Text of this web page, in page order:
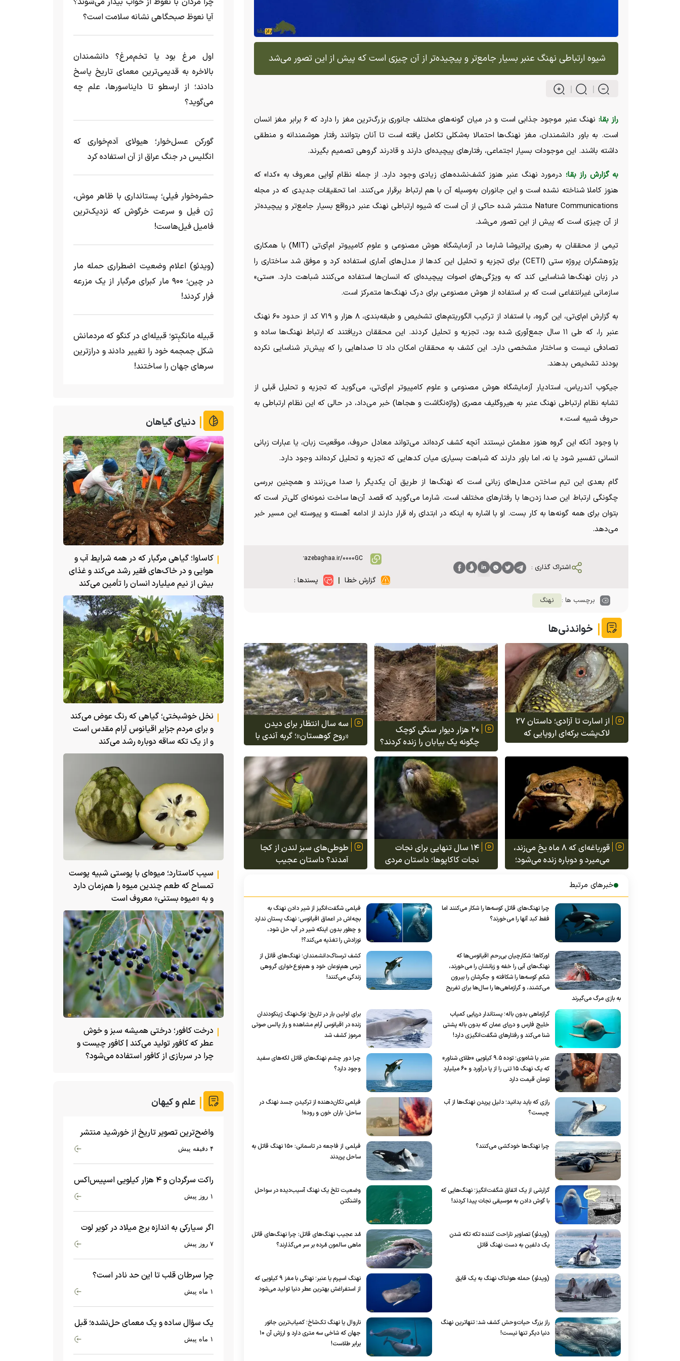
شیوه ارتباطی نهنگ عنبر بسیار جامع‌تر و پیچیده‌تر از آن چیزی است که پیش از این تصور می‌شد
راز بقا:
نهنگ عنبر موجود جذابی است و در میان گونه‌های مختلف جانوری بزرگ‌ترین مغز را دارد که ۶ برابر مغز انسان
است. به باور دانشمندان، مغز نهنگ‌ها احتمالا به‌شکلی تکامل یافته است تا آنان بتوانند رفتار هوشمندانه و منطقی
داشته باشند. این موجودات بسیار اجتماعی، رفتار‌های پیچیده‌ای دارند و قادرند گروهی تصمیم بگیرند.
به گزارش راز بقا؛ درمورد نهنگ عنبر هنوز کشف‌نشده‌های زیادی وجود دارد. از جمله نظام آوایی معروف به «کدا» که
هنوز کاملا شناخته نشده است و این جانوران به‌وسیله آن با هم ارتباط برقرار می‌کنند. اما تحقیقات جدیدی که در مجله
Nature Communications منتشر شده حاکی از آن است که شیوه ارتباطی نهنگ عنبر درواقع بسیار جامع‌تر و پیچیده‌تر
از آن چیزی است که پیش از این تصور می‌شد.
تیمی از محققان به رهبری پراتیوشا شارما در آزمایشگاه هوش مصنوعی و علوم کامپیوتر ام‌آی‌تی (MIT) با همکاری
پژوهشگران پروژه ستی (CETI) برای تجزیه و تحلیل این کد‌ها از مدل‌های آماری استفاده کرد و موفق شد ساختاری را
در زبان نهنگ‌ها شناسایی کند که به ویژگی‌های اصوات پیچیده‌ای که انسان‌ها استفاده می‌کنند شباهت دارد. «ستی»
سازمانی غیرانتفاعی است که بر استفاده از هوش مصنوعی برای درک نهنگ‌ها متمرکز است.
به گزارش ام‌ای‌تی، این گروه، با استفاد از ترکیب الگوریتم‌های تشخیص و طبقه‌بندی، ۸ هزار و ۷۱۹ کد از حدود ۶۰ نهنگ
عنبر را، که طی ۱۱ سال جمع‌آوری شده بود، تجزیه و تحلیل کردند. این محققان دریافتند که ارتباط نهنگ‌ها ساده و
تصادفی نیست و ساختار مشخصی دارد. این کشف به محققان امکان داد تا صدا‌هایی را که پیش‌تر شناسایی نکرده
بودند تشخیص بدهند.
جیکوب آندریاس، استادیار آزمایشگاه هوش مصنوعی و علوم کامپیوتر ام‌آی‌تی، می‌گوید که تجزیه و تحلیل قبلی از
تشابه نظام ارتباطی نهنگ عنبر به هیروگلیف مصری (واژه‌نگاشت و هجاها) خبر می‌داد، در حالی که این نظام ارتباطی به
حروف شبیه است.»
با وجود آنکه این گروه هنوز مطمئن نیستند آنچه کشف کرده‌اند می‌تواند معادل حروف، موقعیت زبان، یا عبارات زبانی
انسانی تفسیر شود یا نه، اما باور دارند که شباهت بسیاری میان کد‌هایی که تجزیه و تحلیل کرده‌اند وجود دارد.
گام بعدی این تیم ساختن مدل‌های زبانی است که نهنگ‌ها از طریق آن یکدیگر را صدا می‌زنند و همچنین بررسی
چگونگی ارتباط این صدا زدن‌ها با رفتار‌های مختلف است. شارما می‌گوید که قصد آن‌ها ساخت نمونه‌ای کلی‌تر است که
بتوان برای همه گونه‌ها به کار بست. او با اشاره به اینکه در ابتدای راه قرار دارند از ادامه آهسته و پیوسته این مسیر خبر
می‌دهد.
اشتراک گذاری :
گزارش خطا پسندها :
برچسب ها : نهنگ
خواندنی‌ها
از اسارت تا آزادی؛ داستان ۲۷
لاک‌پشت برکه‌ای اروپایی که
دوباره راه خانه را پیدا کردند
۲۰ هزار دیوار سنگی کوچک
چگونه یک بیابان را زنده کردند؟
داستان عجیب یک زوج در
سه سال انتظار برای دیدن
«روح کوهستان»؛ گربه آندی با
توله‌اش مقابل دوربین ظاهر
شد
قورباغه‌ای که ۸ ماه یخ می‌زند،
می‌میرد و دوباره زنده می‌شود؛
راز بقا در سرمای ۵۰ درجه زیر
صفر!
۱۴ سال تنهایی برای نجات
نجات کاکاپوها؛ داستان مردی
که صدها پرندهٔ بی‌پرواز را با
طوطی‌های سبز لندن از کجا
آمدند؟ داستان عجیب
پرندگانی که از قفس فرار کردند و
خبرهای مرتبط
چرا نهنگ‌های قاتل کوسه‌ها را شکار می‌کنند اما
فقط کبد آنها را می‌خورند؟
فیلمی شگفت‌انگیز از شیر دادن نهنگ به
بچه‌اش در اعماق اقیانوس؛ نهنگ پستان ندارد
و چطور بدون اینکه شیر در آب حل شود،
نوزادش را تغذیه می‌کند؟!
اورکاها؛ شکارچیان بی‌رحم اقیانوس‌ها که
نهنگ‌های آبی را خفه و زبانشان را می‌خورند،
شکم کوسه‌ها را شکافته و جگرشان را بیرون
می‌کشند، و گرازماهی‌ها را سال‌ها برای تفریح
به بازی مرگ می‌گیرند
کشف ترسناک‌دانشمندان؛ نهنگ‌های قاتل از
ترس هم‌نوعان خود و هم‌نوع‌خواری گروهی
زندگی می‌کنند!
گرازماهی بدون باله؛ پستاندار دریایی کمیاب
خلیج فارس و دریای عمان که بدون باله پشتی
شنا می‌کند و رفتار‌های شگفت‌انگیزی دارد!
برای اولین بار در تاریخ؛ نوک‌نهنگ ژینکودندان
زنده در اقیانوس آرام مشاهده و راز پالس صوتی
مرموز کشف شد
عنبر یا شاه‌بوی؛ توده ۹.۵ کیلویی «طلای شناور»
که یک نهنگ ۱۵ تنی را از پا درآورد و ۶۰ میلیارد
تومان قیمت دارد
چرا دور چشم نهنگ‌های قاتل لکه‌های سفید
وجود دارد؟
رازی که باید بدانید؛ دلیل پریدن نهنگ‌ها از آب
چیست؟
فیلمی تکان‌دهنده از ترکیدن جسد نهنگ در
ساحل؛ باران خون و روده!
چرا نهنگ‌ها خودکشی می‌کنند؟
فیلمی از فاجعه در تاسمانی: ۱۵۰ نهنگ قاتل به
ساحل پریدند
گزارشی از یک اتفاق شگفت‌انگیز؛ نهنگ‌هایی که
با گوش دادن به موسیقی نجات پیدا کردند!
وضعیت تلخ یک نهنگ آسیب‌دیده در سواحل
واشنگتن
(ویدئو) تصاویر ناراحت کننده تکه تکه شدن
یک دلفین به دست نهنگ قاتل
مُد عجیب نهنگ‌های قاتل: چرا نهنگ‌های قاتل
ماهی سالمون مُرده بر سر می‌گذارند؟
(ویدئو) حمله هولناک نهنگ به یک قایق
نهنگ اسپرم یا عنبر؛ نهنگی با مغز ۹ کیلویی که
از استفراغش بهترین عطر‌ دنیا تولید می‌شود
راز بزرگ حیات‌وحش کشف شد؛ تنهاترین نهنگ
دنیا دیگر تنها نیست!
ناروال یا نهنگ تک‌شاخ؛ کمیاب‌ترین جانور
جهان که شاخی سه متری دارد و ارزش آن ۱۰
برابر طلاست!
آیا نعوظ صبحگاهی نشانه سلامت است؟
اول مرغ بود یا تخم‌مرغ؟ دانشمندان
بالاخره به قدیمی‌ترین معمای تاریخ پاسخ
دادند؛ از ارسطو تا دایناسورها، علم چه
می‌گوید؟
گورکن عسل‌خوار؛ هیولای آدم‌خواری که
انگلیس در جنگ عراق از آن استفاده کرد
حشره‌خوار فیلی؛ پستانداری با ظاهر موش،
ژن فیل و سرعت خرگوش که نزدیک‌ترین
فامیل فیل‌هاست!
(ویدئو) اعلام وضعیت اضطراری حمله مار‌
در چین؛ ۹۰۰ مار کبرای مرگبار از یک مزرعه‌
فرار کردند!
قبیله مانگبِتو؛ قبیله‌ای در کنگو که مردمانش
شکل جمجمه خود را تغییر دادند و درازترین
سرهای جهان را ساختند!
دنیای گیاهان
کاساوا؛ گیاهی مرگبار که در همه شرایط آب و
هوایی و در خاک‌های فقیر رشد می‌کند و غذای
بیش از نیم میلیارد انسان را تأمین می‌کند
نخل خوشبختی؛ گیاهی که رنگ عوض می‌کند
و برای مردم جزایر اقیانوس آرام مقدس است
و از یک تکه ساقه دوباره رشد می‌کند
سیب کاستارد؛ میوه‌ای با پوستی شبیه پوست
تمساح که طعم چندین میوه را هم‌زمان دارد
و به «میوه بستنی» معروف است
درخت کافور؛ درختی همیشه سبز و خوش
عطر که کافور تولید می‌کند | کافور چیست و
چرا در سربازی از کافور استفاده می‌شود؟
علم و کیهان
واضح‌ترین تصویر تاریخ از خورشید منتشر
شد
۴ دقیقه پیش
راکت سرگردان و ۴ هزار کیلویی اسپیس‌اکس
۱ روز پیش
اگر سیارکی به اندازه برج میلاد در کویر لوت
سقوط کند، چه اتفاقی می‌افتد؟
۷ روز پیش
چرا سرطان قلب تا این حد نادر است؟
ماجرای معامله عجیبی که در بدن اتفاق۱ ماه پیش
یک سؤال ساده و یک معمای حل‌نشده؛ قبل
از بیگ‌بنگ و آغاز جهان چه چیزی وجود۱ ماه پیش